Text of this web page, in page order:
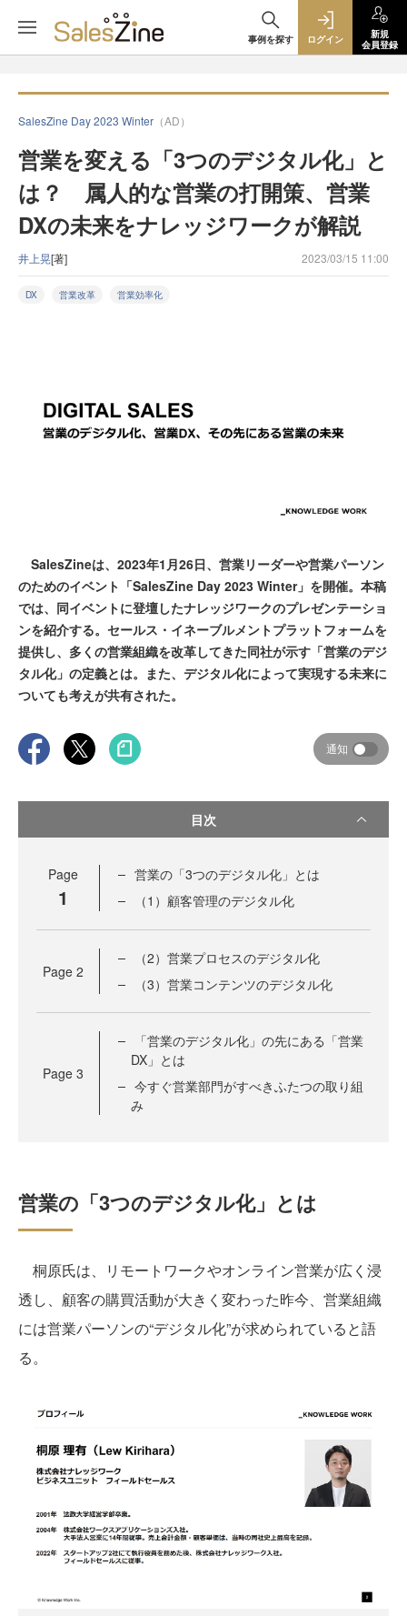
事例を探す ログイン
新規
会員登録
SalesZine Day 2023 Winter （AD）
営業を変える「3つのデジタル化」と
は？ 属人的な営業の打開策、営業
DXの未来をナレッジワークが解説
井上晃[著] 2023/03/15 11:00
DX 営業改革 営業効率化
SalesZineは、2023年1月26日、営業リーダーや営業パーソン
のためのイベント「SalesZine Day 2023 Winter」を開催。本稿
では、同イベントに登壇したナレッジワークのプレゼンテーショ
ンを紹介する。セールス・イネーブルメントプラットフォームを
提供し、多くの営業組織を改革してきた同社が示す「営業のデジ
タル化」の定義とは。また、デジタル化によって実現する未来に
ついても考えが共有された。
通知
目次
Page
1
営業の「3つのデジタル化」とは
（1）顧客管理のデジタル化
Page 2
（2）営業プロセスのデジタル化
（3）営業コンテンツのデジタル化
Page 3
「営業のデジタル化」の先にある「営業
DX」とは
今すぐ営業部門がすべきふたつの取り組
み
営業の「3つのデジタル化」とは
桐原氏は、リモートワークやオンライン営業が広く浸
透し、顧客の購買活動が大きく変わった昨今、営業組織
には営業パーソンの“デジタル化”が求められていると語
る。